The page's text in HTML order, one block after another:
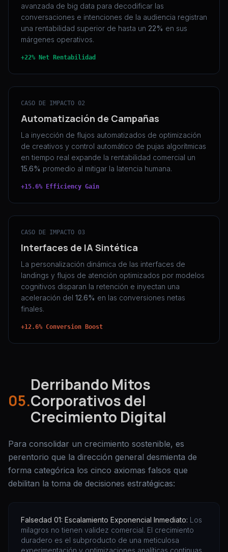
avanzada de big data para decodificar las
conversaciones e intenciones de la audiencia registran
una rentabilidad superior de hasta un 22% en sus
márgenes operativos.
+22% Net Rentabilidad
CASO DE IMPACTO 02
Automatización de Campañas
La inyección de flujos automatizados de optimización
de creativos y control automático de pujas algorítmicas
en tiempo real expande la rentabilidad comercial un
15.6% promedio al mitigar la latencia humana.
+15.6% Efficiency Gain
CASO DE IMPACTO 03
Interfaces de IA Sintética
La personalización dinámica de las interfaces de
landings y flujos de atención optimizados por modelos
cognitivos disparan la retención e inyectan una
aceleración del 12.6% en las conversiones netas
finales.
+12.6% Conversion Boost
05.
Derribando Mitos
Corporativos del
Crecimiento Digital
Para consolidar un crecimiento sostenible, es
perentorio que la dirección general desmienta de
forma categórica los cinco axiomas falsos que
debilitan la toma de decisiones estratégicas:
Falsedad 01: Escalamiento Exponencial Inmediato: Los
milagros no tienen validez comercial. El crecimiento
duradero es el subproducto de una meticulosa